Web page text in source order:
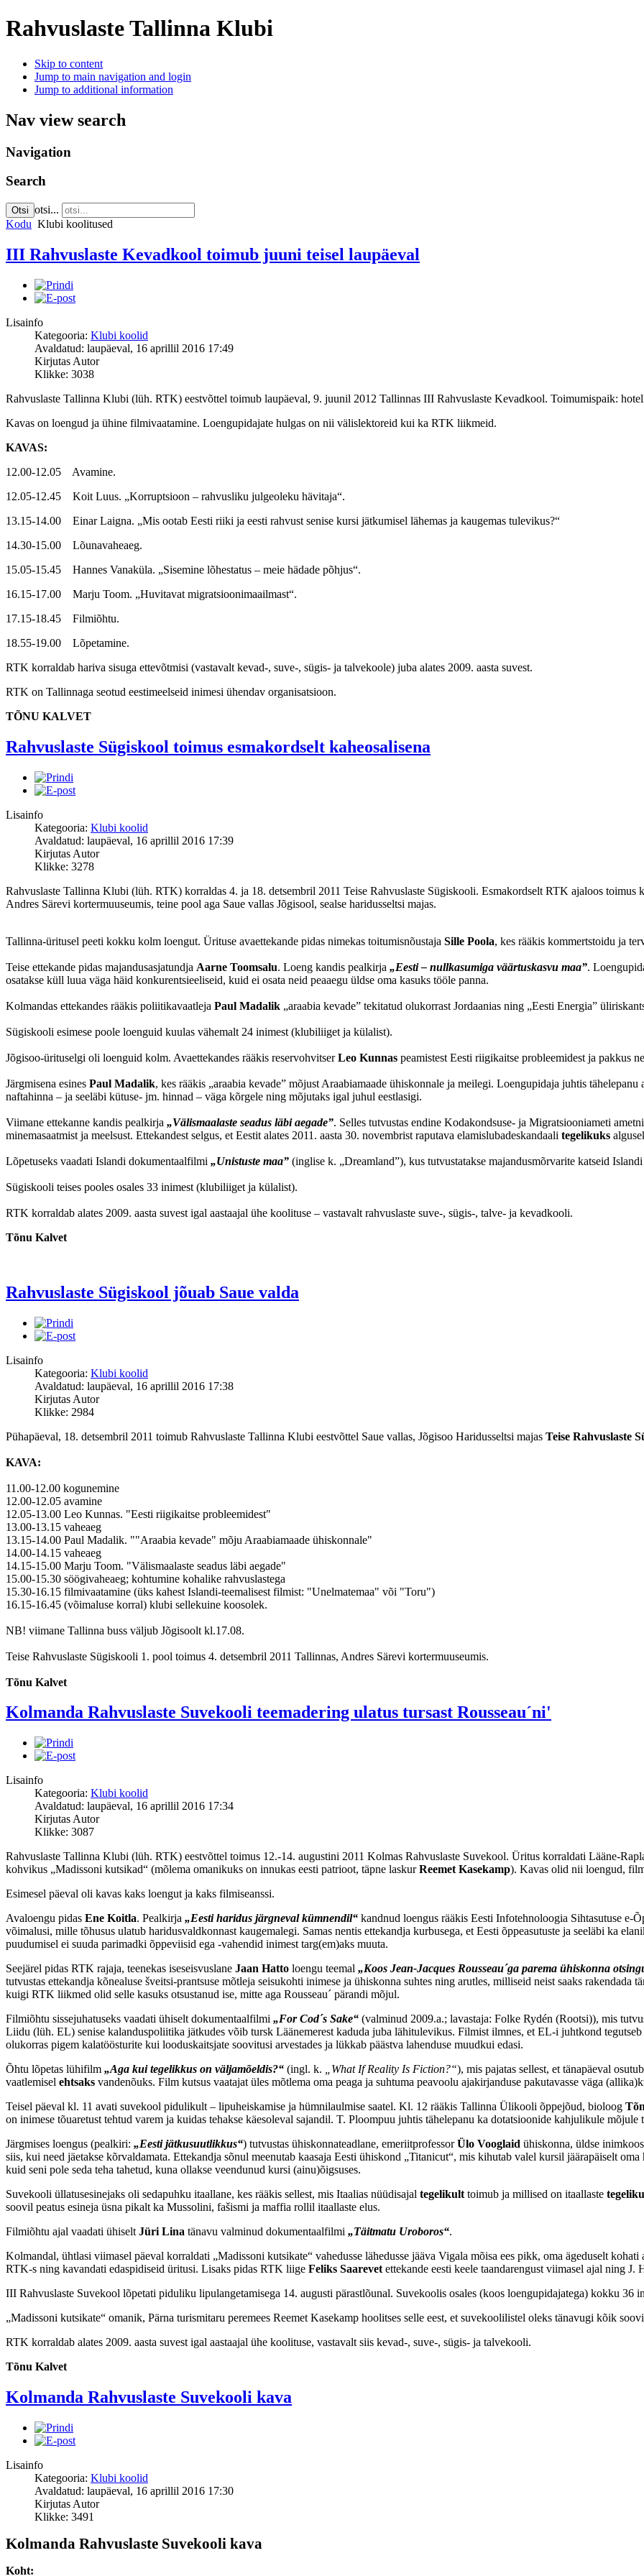
Rahvuslaste Tallinna Klubi
Skip to content
Jump to main navigation and login
Jump to additional information
Nav view search
Navigation
Search
Otsi otsi...
Kodu Klubi koolitused
III Rahvuslaste Kevadkool toimub juuni teisel laupäeval
Lisainfo
Kategooria: Klubi koolid
Avaldatud: laupäeval, 16 aprillil 2016 17:49
Kirjutas Autor
Klikke: 3038
Rahvuslaste Tallinna Klubi (lüh. RTK) eestvõttel toimub laupäeval, 9. juunil 2012 Tallinnas III Rahvuslaste Kevadkool. Toimumispaik:
Kavas on loengud ja ühine filmivaatamine. Loengupidajate hulgas on nii välislektoreid kui ka RTK liikmeid.
KAVAS:
12.00-12.05 Avamine.
12.05-12.45 Koit Luus. „Korruptsioon – rahvusliku julgeoleku hävitaja“.
13.15-14.00 Einar Laigna. „Mis ootab Eesti riiki ja eesti rahvust senise kursi jätkumisel lähemas ja kaugemas tulevikus?“
14.30-15.00 Lõunavaheaeg.
15.05-15.45 Hannes Vanaküla. „Sisemine lõhestatus – meie hädade põhjus“.
16.15-17.00 Marju Toom. „Huvitavat migratsioonimaailmast“.
17.15-18.45 Filmiõhtu.
18.55-19.00 Lõpetamine.
RTK korraldab hariva sisuga ettevõtmisi (vastavalt kevad-, suve-, sügis- ja talvekoole) juba alates 2009. aasta suvest.
RTK on Tallinnaga seotud eestimeelseid inimesi ühendav organisatsioon.
TÕNU KALVET
Rahvuslaste Sügiskool toimus esmakordselt kaheosalisena
Lisainfo
Kategooria: Klubi koolid
Avaldatud: laupäeval, 16 aprillil 2016 17:39
Kirjutas Autor
Klikke: 3278
Rahvuslaste Tallinna Klubi (lüh. RTK) korraldas 4. ja 18. detsembril 2011 Teise Rahvuslaste Sügiskooli. Esmakordselt RTK ajaloos toimus
Andres Särevi kortermuuseumis, teine pool aga Saue vallas Jõgisool, sealse haridusseltsi majas.
Tallinna-üritusel peeti kokku kolm loengut. Ürituse avaettekande pidas nimekas toitumisnõustaja Sille Poola, kes rääkis kommertstoidu ja
Teise ettekande pidas majandusasjatundja Aarne Toomsalu. Loeng kandis pealkirja „Eesti – nullkasumiga väärtuskasvu maa”.
osatakse küll luua väga häid konkurentsieeliseid, kuid ei osata neid peaaegu üldse oma kasuks tööle panna.
Kolmandas ettekandes rääkis poliitikavaatleja Paul Madalik „araabia kevade” tekitatud olukorrast Jordaanias ning „Eesti Energia”
Sügiskooli esimese poole loenguid kuulas vähemalt 24 inimest (klubiliiget ja külalist).
Jõgisoo-ürituselgi oli loenguid kolm. Avaettekandes rääkis reservohvitserLeo Kunnas peamistest Eesti riigikaitse probleemidest ja pakkus
Järgmisena esines Paul Madalik, kes rääkis „araabia kevade” mõjust Araabiamaade ühiskonnale ja meilegi. Loengupidaja juhtis
naftahinna – ja seeläbi kütuse- jm. hinnad – väga kõrgele ning mõjutaks igal juhul eestlasigi.
Viimane ettekanne kandis pealkirja „Välismaalaste seadus läbi aegade”. Selles tutvustas endine Kodakondsuse- ja Migratsiooniameti
minemasaatmist ja meelsust. Ettekandest selgus, et Eestit alates 2011. aasta 30. novembrist raputava elamislubadeskandaali tegelikuks
Lõpetuseks vaadati Islandi dokumentaalfilmi „Unistuste maa” (inglise k. „Dreamland”), kus tutvustatakse majandusmõrvarite katseid
Sügiskooli teises pooles osales 33 inimest (klubiliiget ja külalist).
RTK korraldab alates 2009. aasta suvest igal aastaajal ühe koolituse – vastavalt rahvuslaste suve-, sügis-, talve- ja kevadkooli.
Tõnu Kalvet
Rahvuslaste Sügiskool jõuab Saue valda
Lisainfo
Kategooria: Klubi koolid
Avaldatud: laupäeval, 16 aprillil 2016 17:38
Kirjutas Autor
Klikke: 2984
Pühapäeval, 18. detsembril 2011 toimub Rahvuslaste Tallinna Klubi eestvõttel Saue vallas, Jõgisoo Haridusseltsi majas Teise Rahvuslaste
KAVA:
11.00-12.00 kogunemine
12.00-12.05 avamine
12.05-13.00 Leo Kunnas. "Eesti riigikaitse probleemidest"
13.00-13.15 vaheaeg
13.15-14.00 Paul Madalik. ""Araabia kevade" mõju Araabiamaade ühiskonnale"
14.00-14.15 vaheaeg
14.15-15.00 Marju Toom. "Välismaalaste seadus läbi aegade"
15.00-15.30 söögivaheaeg; kohtumine kohalike rahvuslastega
15.30-16.15 filmivaatamine (üks kahest Islandi-teemalisest filmist: "Unelmatemaa" või "Toru")
16.15-16.45 (võimaluse korral) klubi sellekuine koosolek.
NB! viimane Tallinna buss väljub Jõgisoolt kl.17.08.
Teise Rahvuslaste Sügiskooli 1. pool toimus 4. detsembril 2011 Tallinnas, Andres Särevi kortermuuseumis.
Tõnu Kalvet
Kolmanda Rahvuslaste Suvekooli teemadering ulatus tursast Rousseau´ni'
Lisainfo
Kategooria: Klubi koolid
Avaldatud: laupäeval, 16 aprillil 2016 17:34
Kirjutas Autor
Klikke: 3087
Rahvuslaste Tallinna Klubi (lüh. RTK) eestvõttel toimus 12.-14. augustini 2011 Kolmas Rahvuslaste Suvekool. Üritus korraldati Lääne-
kohvikus „Madissoni kutsikad“ (mõlema omanikuks on innukas eesti patrioot, täpne laskurReemet Kasekamp). Kavas olid nii loengud,
Esimesel päeval oli kavas kaks loengut ja kaks filmiseanssi.
Avaloengu pidas Ene Koitla. Pealkirja „Eesti haridus järgneval kümnendil“ kandnud loengus rääkis Eesti Infotehnoloogia Sihtasutuse e-
võimalusi, mille tõhusus ulatub haridusvaldkonnast kaugemalegi. Samas nentis ettekandja kurbusega, et Eesti õppeasutuste ja seeläbi ka
puudumisel ei suuda parimadki õppeviisid ega -vahendid inimest targ(em)aks muuta.
Seejärel pidas RTK rajaja, teenekas iseseisvuslane Jaan Hatto loengu teemal „Koos Jean-Jacques Rousseau´ga parema ühiskonna
tutvustas ettekandja kõnealuse šveitsi-prantsuse mõtleja seisukohti inimese ja ühiskonna suhtes ning arutles, milliseid neist saaks rakendada
kuigi RTK liikmed olid selle kasuks otsustanud ise, mitte aga Rousseau´ pärandi mõjul.
Filmiõhtu sissejuhatuseks vaadati ühiselt dokumentaalfilmi „For Cod´s Sake“ (valminud 2009.a.; lavastaja: Folke Rydén (Rootsi)), mis
Liidu (lüh. EL) senise kalanduspoliitika jätkudes võib tursk Läänemerest kaduda juba lähitulevikus. Filmist ilmnes, et EL-i juhtkond tegutseb
olukorras pigem kalatöösturite kui looduskaitsjate soovitusi arvestades ja lükkab päästva lahenduse muudkui edasi.
Õhtu lõpetas lühifilm „Aga kui tegelikkus on väljamõeldis?“ (ingl. k. „What If Reality Is Fiction?“), mis pajatas sellest, et tänapäeval
vaatlemisel ehtsaks vandenõuks. Film kutsus vaatajat üles mõtlema oma peaga ja suhtuma peavoolu ajakirjanduse pakutavasse väga
Teisel päeval kl. 11 avati suvekool pidulikult – lipuheiskamise ja hümnilaulmise saatel. Kl. 12 rääkis Tallinna Ülikooli õppejõud, bioloog
on inimese tõuaretust tehtud varem ja kuidas tehakse käesoleval sajandil. T. Ploompuu juhtis tähelepanu ka dotatsioonide kahjulikule mõjule
Järgmises loengus (pealkiri: „Eesti jätkusuutlikkus“) tutvustas ühiskonnateadlane, emeriitprofessorÜlo Vooglaid ühiskonna, üldse
siis, kui need jäetakse kõrvaldamata. Ettekandja sõnul meenutab kaasaja Eesti ühiskond „Titanicut“, mis kihutab valel kursil jäärapäiselt
kuid seni pole seda teha tahetud, kuna ollakse veendunud kursi (ainu)õigsuses.
Suvekooli üllatusesinejaks oli sedapuhku itaallane, kes rääkis sellest, mis Itaalias nüüdisajal tegelikult toimub ja millised on itaallaste
soovil peatus esineja üsna pikalt ka Mussolini, fašismi ja maffia rollil itaallaste elus.
Filmiõhtu ajal vaadati ühiselt Jüri Lina tänavu valminud dokumentaalfilmi „Täitmatu Uroboros“.
Kolmandal, ühtlasi viimasel päeval korraldati „Madissoni kutsikate“ vahedusse lähedusse jääva Vigala mõisa ees pikk, oma ägeduselt
RTK-s ning kavandati edaspidiseid üritusi. Lisaks pidas RTK liige Feliks Saarevet ettekande eesti keele taandarengust viimasel ajal ning J.
III Rahvuslaste Suvekool lõpetati piduliku lipulangetamisega 14. augusti pärastlõunal. Suvekoolis osales (koos loengupidajatega) kokku 36
„Madissoni kutsikate“ omanik, Pärna turismitaru peremees Reemet Kasekamp hoolitses selle eest, et suvekoolilistel oleks tänavugi kõik
RTK korraldab alates 2009. aasta suvest igal aastaajal ühe koolituse, vastavalt siis kevad-, suve-, sügis- ja talvekooli.
Tõnu Kalvet
Kolmanda Rahvuslaste Suvekooli kava
Lisainfo
Kategooria: Klubi koolid
Avaldatud: laupäeval, 16 aprillil 2016 17:30
Kirjutas Autor
Klikke: 3491
Kolmanda Rahvuslaste Suvekooli kava
Koht: